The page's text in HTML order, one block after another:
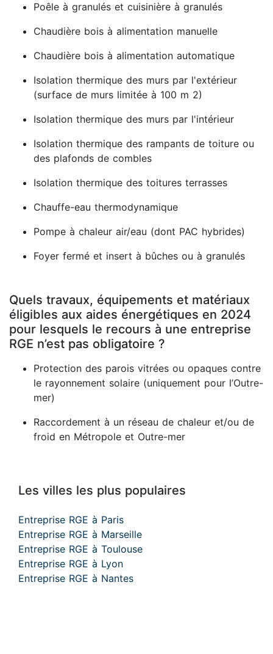
Poêle à granulés et cuisinière à granulés
Chaudière bois à alimentation manuelle
Chaudière bois à alimentation automatique
Isolation thermique des murs par l'extérieur
(surface de murs limitée à 100 m 2)
Isolation thermique des murs par l'intérieur
Isolation thermique des rampants de toiture ou
des plafonds de combles
Isolation thermique des toitures terrasses
Chauffe-eau thermodynamique
Pompe à chaleur air/eau (dont PAC hybrides)
Foyer fermé et insert à bûches ou à granulés
Quels travaux, équipements et matériaux
éligibles aux aides énergétiques en 2024
pour lesquels le recours à une entreprise
RGE n’est pas obligatoire ?
Protection des parois vitrées ou opaques contre
le rayonnement solaire (uniquement pour l’Outre-
mer)
Raccordement à un réseau de chaleur et/ou de
froid en Métropole et Outre-mer
Les villes les plus populaires
Entreprise RGE à Paris
Entreprise RGE à Marseille
Entreprise RGE à Toulouse
Entreprise RGE à Lyon
Entreprise RGE à Nantes